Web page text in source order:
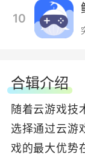
10
合辑介绍
随着云游戏技
选择通过云游
戏的最大优势